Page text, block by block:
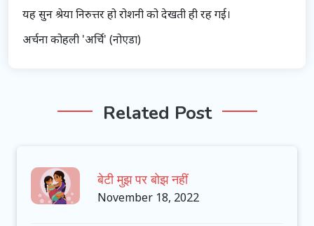
यह सुन श्रेया निरुत्तर हो रोशनी को देखती ही रह गई।
अर्चना कोहली 'अर्चि' (नोएडा)
Related Post
बेटी मुझ पर बोझ नहीं
November 18, 2022